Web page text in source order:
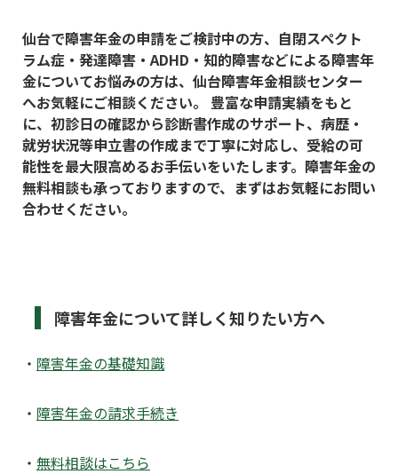
仙台で障害年金の申請をご検討中の方、自閉スペクト
ラム症・発達障害・ADHD・知的障害などによる障害年
金についてお悩みの方は、仙台障害年金相談センター
へお気軽にご相談ください。 豊富な申請実績をもと
に、初診日の確認から診断書作成のサポート、病歴・
就労状況等申立書の作成まで丁寧に対応し、受給の可
能性を最大限高めるお手伝いをいたします。障害年金の
無料相談も承っておりますので、まずはお気軽にお問い
合わせください。
障害年金について詳しく知りたい方へ
・ 障害年金の基礎知識
・ 障害年金の請求手続き
・ 無料相談はこちら